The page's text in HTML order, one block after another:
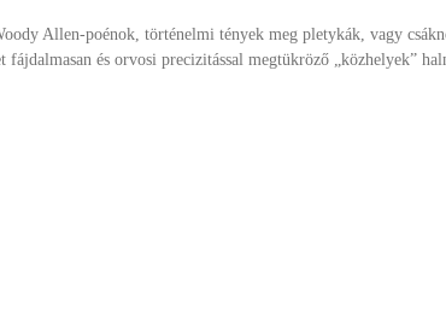
Allen-poénok, történelmi tények meg pletykák, vagy
és orvosi precizitással megtükröző „közhelyek”